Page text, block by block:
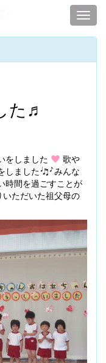
た♬
をしました
歌や
しました
みんな
時間を過ごすことが
ただいた祖父母の